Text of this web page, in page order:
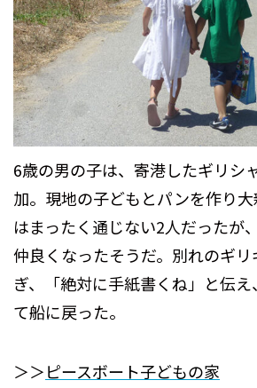
6歳の男の子は、寄港したギリシ
加。現地の子どもとパンを作り
はまったく通じない2人だったが
仲良くなったそうだ。別れのギ
ぎ、「絶対に手紙書くね」と伝
て船に戻った。
＞＞ピースボート子どもの家